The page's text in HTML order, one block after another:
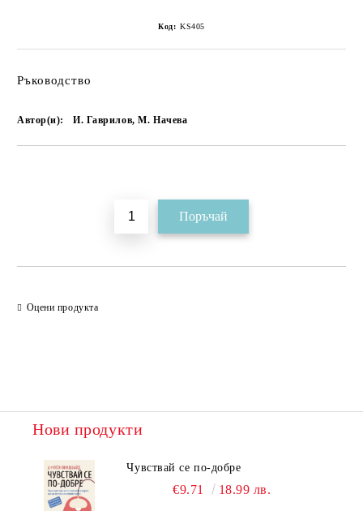
Код: KS405
Ръководство
Автор(и): И. Гаврилов, М. Начева
Оцени продукта
Нови продукти
Чувствай се по-добре
€9.71 18.99 лв.